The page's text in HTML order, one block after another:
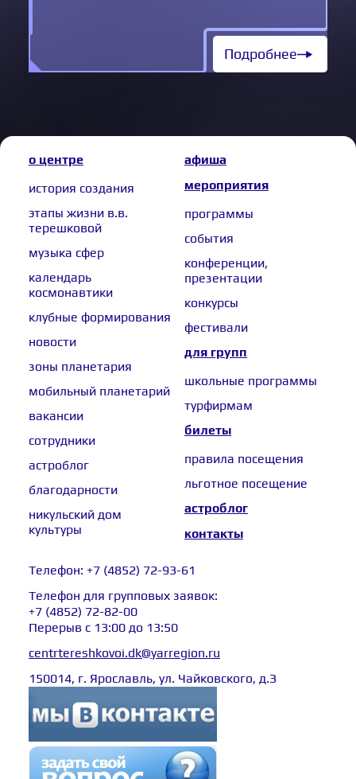
Подробнее
о центре
история создания
этапы жизни в.в.
терешковой
музыка сфер
календарь
космонавтики
клубные формирования
новости
зоны планетария
мобильный планетарий
вакансии
сотрудники
астроблог
благодарности
никульский дом
культуры
афиша
мероприятия
программы
события
конференции,
презентации
конкурсы
фестивали
для групп
школьные программы
турфирмам
билеты
правила посещения
льготное посещение
астроблог
контакты
Телефон: +7 (4852) 72-93-61
Телефон для групповых заявок:
+7 (4852) 72-82-00
Перерыв с 13:00 до 13:50
centrtereshkovoi.dk@yarregion.ru
150014, г. Ярославль, ул. Чайковского, д.З